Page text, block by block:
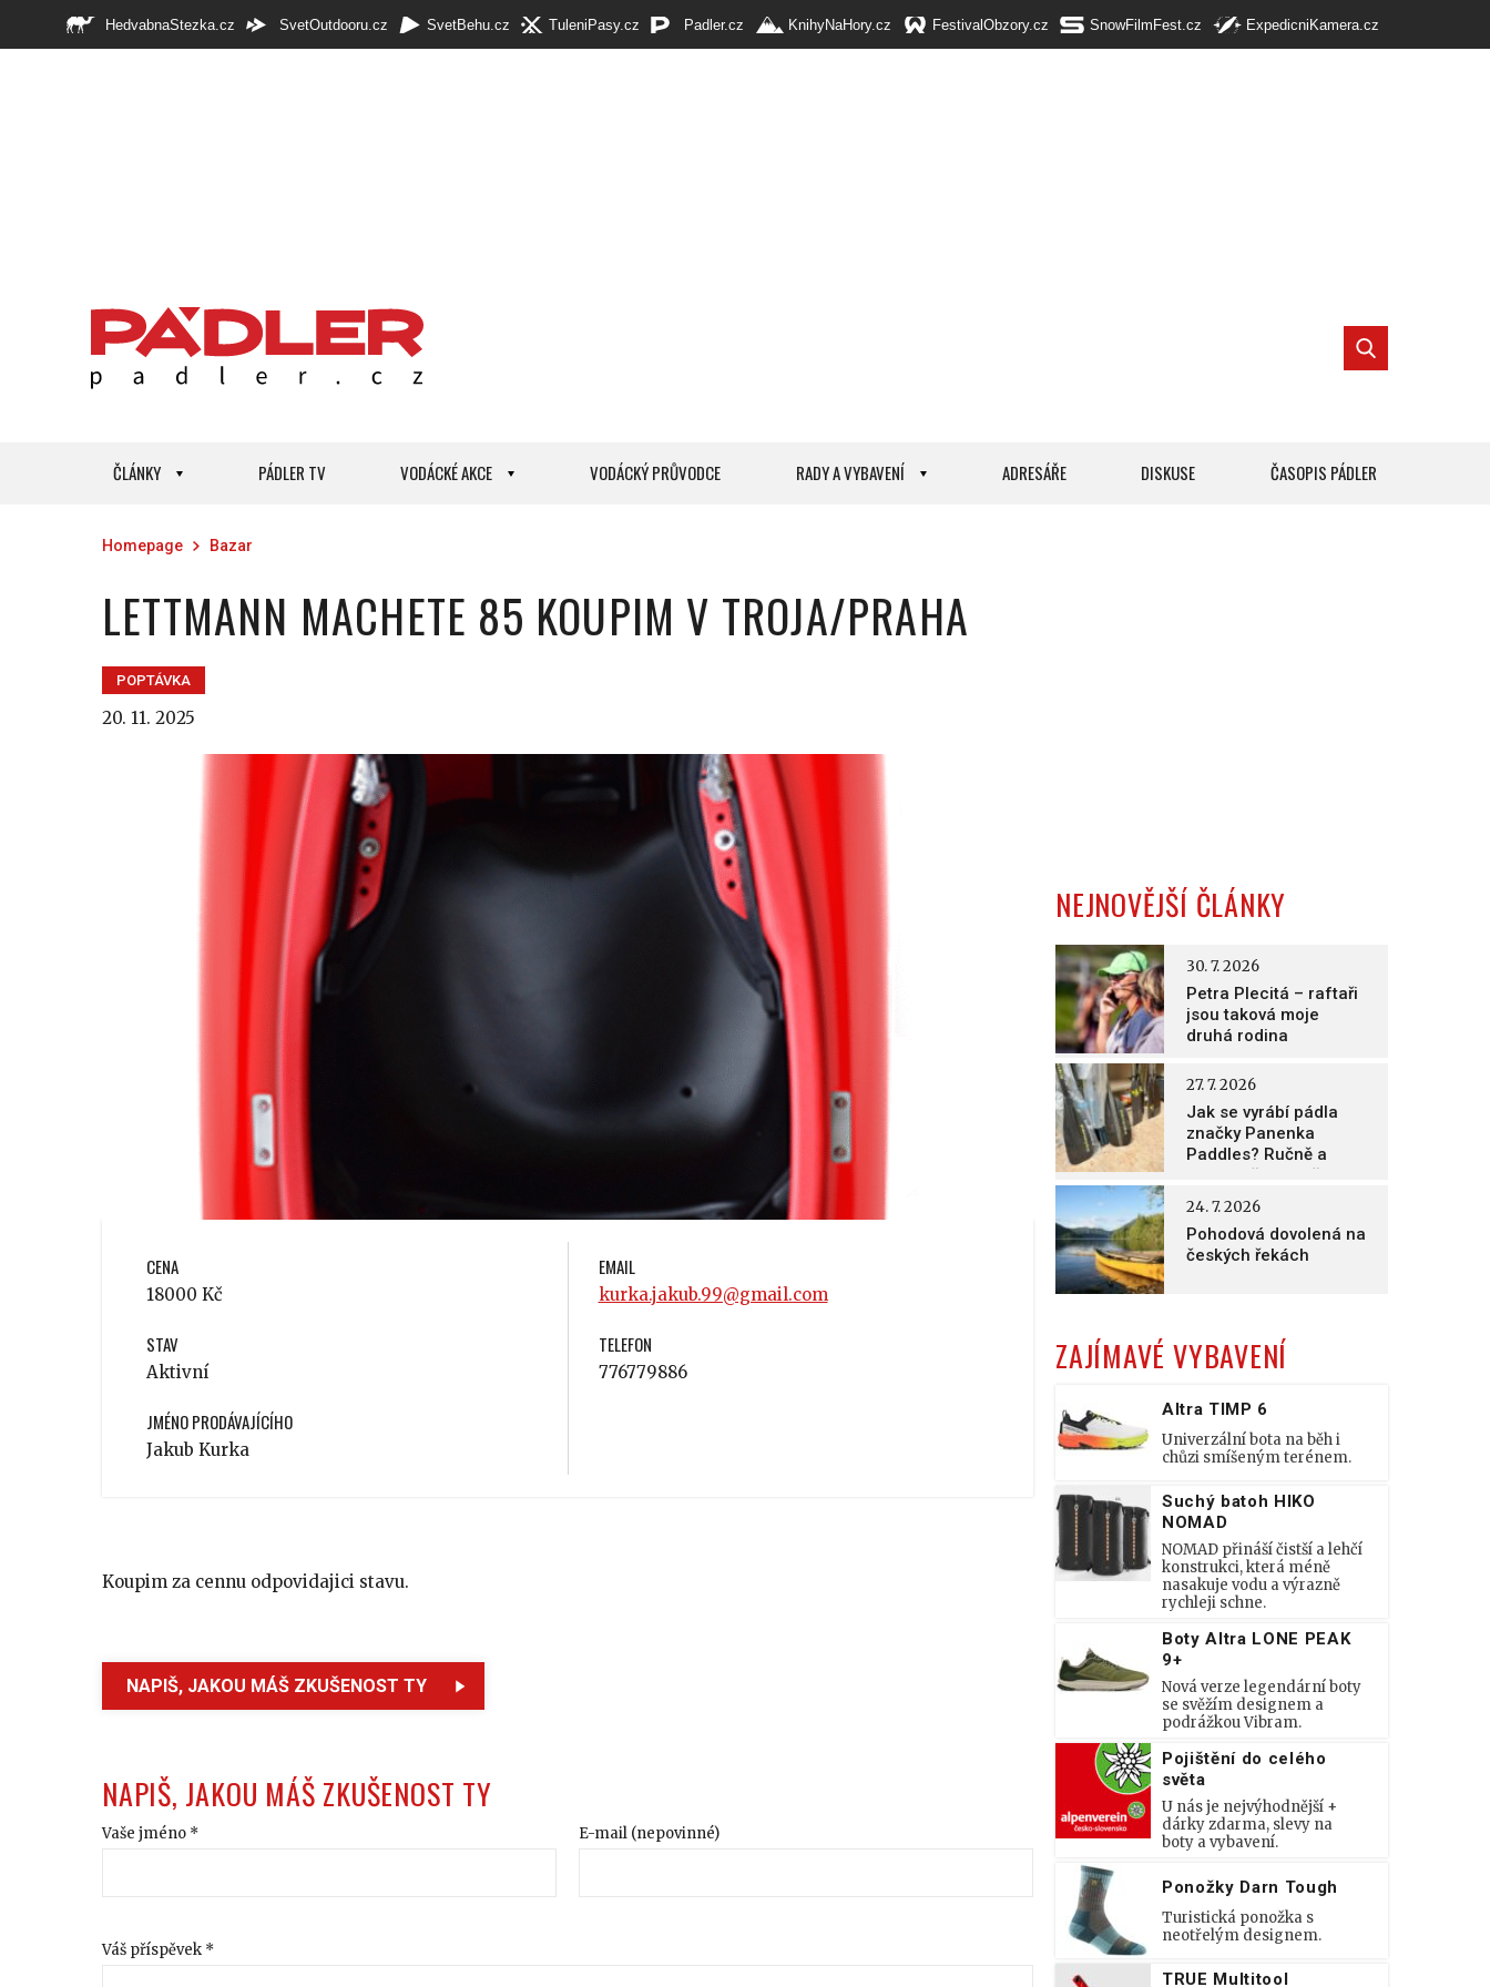
HedvabnaStezka.cz SvetOutdooru.cz SvetBehu.cz TuleniPasy.cz Padler.cz KnihyNaHory.cz FestivalObzory.cz SnowFilmFest.cz ExpedicniKamera.cz
ČLÁNKY PÁDLER TV VODÁCKÉ AKCE VODÁCKÝ PRŮVODCE RADY A VYBAVENÍ ADRESÁŘE DISKUSE ČASOPIS PÁDLER
Homepage Bazar
LETTMANN MACHETE 85 KOUPIM V TROJA/PRAHA
POPTÁVKA
20. 11. 2025
CENA
18000 Kč
STAV
Aktivní
JMÉNO PRODÁVAJÍCÍHO
Jakub Kurka
EMAIL
kurka.jakub.99@gmail.com
TELEFON
776779886
Koupim za cennu odpovidajici stavu.
NAPIŠ, JAKOU MÁŠ ZKUŠENOST TY
NAPIŠ, JAKOU MÁŠ ZKUŠENOST TY
Vaše jméno * E-mail (nepovinné)
Váš příspěvek *
NEJNOVĚJŠÍ ČLÁNKY
Petra Plecitá – raftaři
jsou taková moje
druhá rodina
30. 7. 2026
Jak se vyrábí pádla
značky Panenka
Paddles? Ručně a
nesmírně poctivě!
27. 7. 2026
Pohodová dovolená na
českých řekách
24. 7. 2026
ZAJÍMAVÉ VYBAVENÍ
Altra TIMP 6
Univerzální bota na běh i
chůzi smíšeným terénem.
Suchý batoh HIKO
NOMAD
NOMAD přináší čistší a lehčí
konstrukci, která méně
nasakuje vodu a výrazně
rychleji schne.
Boty Altra LONE PEAK
9+
Nová verze legendární boty
se svěžím designem a
podrážkou Vibram.
Pojištění do celého
světa
U nás je nejvýhodnější +
dárky zdarma, slevy na
boty a vybavení.
Ponožky Darn Tough
Turistická ponožka s
neotřelým designem.
TRUE Multitool